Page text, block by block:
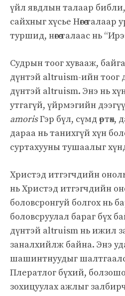
үйл явдлын талаар
сайхныг хүсье Нөгөө
туршид, нөгөө талаас нь
Судрын тоог хувааж,
дүнтэй altruism-ийн тоог
дүнтэй altruism. Энэ нь
утгагүй, үйрмэгийн
amorisГэр бүл, сүмд өртөх,
дараа нь танихгүй хүн
суртахууны тушаалыг
Христэд итгэгчдийн
нь Христэд итгэгчдийн
боловсронгуй болгох нь
боловсруулал бараг бүх
дүнтэй altruism нь ижил
заналхийлж байна. Энэ
шашинтнуудыг
Плератлог бүхий,
зохицуулах ажлыг